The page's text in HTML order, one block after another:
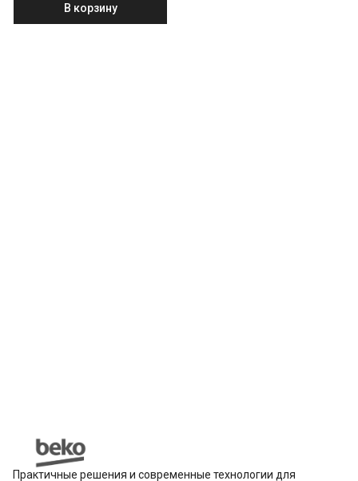
В корзину
Практичные решения и современные технологии для